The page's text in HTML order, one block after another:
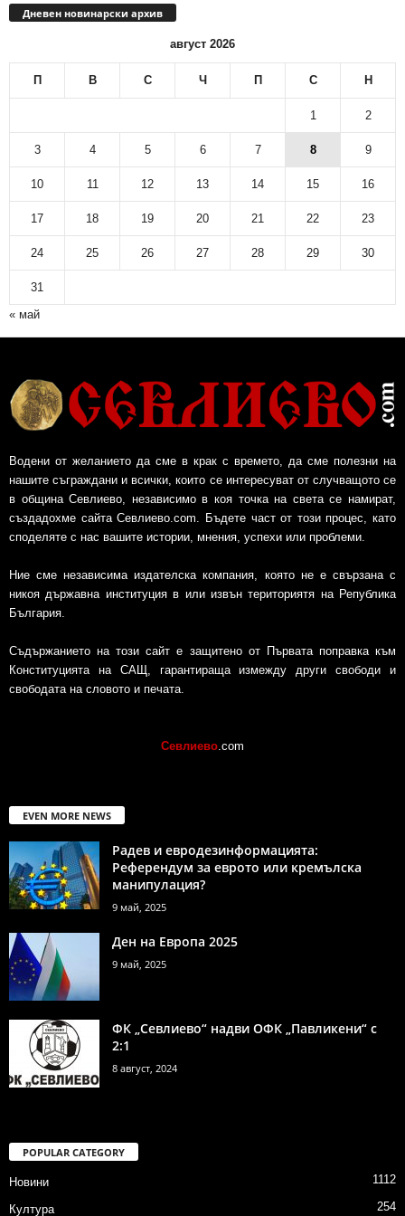
Дневен новинарски архив
август 2026
П В С Ч П С Н
1 2
3 4 5 6 7 8 9
10 11 12 13 14 15 16
17 18 19 20 21 22 23
24 25 26 27 28 29 30
31
« май
Водени от желанието да сме в крак с времето, да сме полезни на
нашите съграждани и всички, които се интересуват от случващото се
в община Севлиево, независимо в коя точка на света се намират,
създадохме сайта Севлиево.com. Бъдете част от този процес, като
споделяте с нас вашите истории, мнения, успехи или проблеми.
Ние сме независима издателска компания, която не е свързана с
никоя държавна институция в или извън териториятя на Република
България.
Съдържанието на този сайт е защитено от Първата поправка към
Конституцията на САЩ, гарантираща измежду други свободи и
свободата на словото и печата.
Севлиево .com
EVEN MORE NEWS
Радев и евродезинформацията:
Референдум за еврото или кремълска
манипулация?
9 май, 2025
Ден на Европа 2025
9 май, 2025
ФК „Севлиево“ надви ОФК „Павликени“ с
2:1
8 август, 2024
POPULAR CATEGORY
Новини 1112
Култура 254